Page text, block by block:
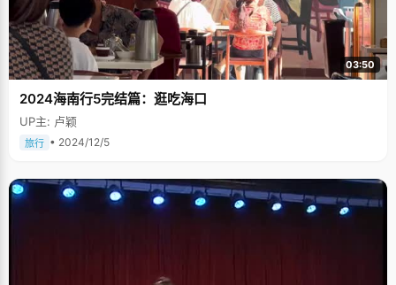
03:50
2024海南行5完结篇：逛吃海口
UP主: 卢颖
旅行 • 2024/12/5